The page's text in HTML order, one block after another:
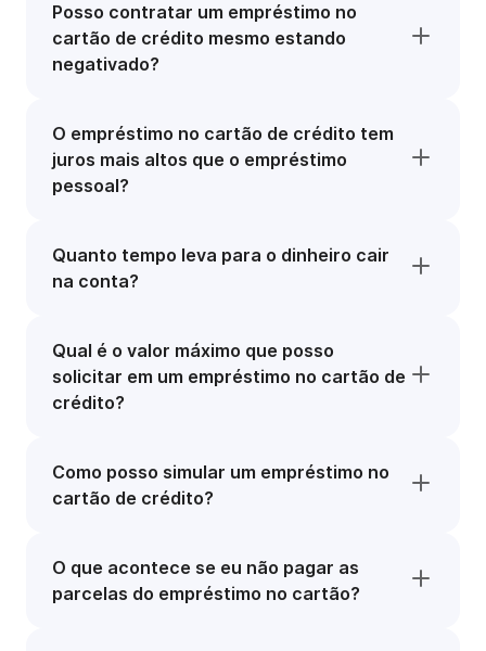
Posso contratar um empréstimo no
cartão de crédito mesmo estando
negativado?
O empréstimo no cartão de crédito tem
juros mais altos que o empréstimo
pessoal?
Quanto tempo leva para o dinheiro cair
na conta?
Qual é o valor máximo que posso
solicitar em um empréstimo no cartão de
crédito?
Como posso simular um empréstimo no
cartão de crédito?
O que acontece se eu não pagar as
parcelas do empréstimo no cartão?